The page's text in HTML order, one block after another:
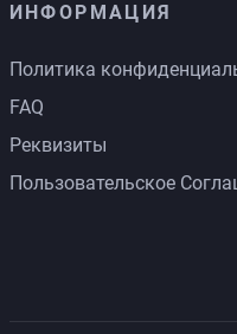
ИНФОРМАЦИЯ
Политика
FAQ
Реквизиты
Пользовательское